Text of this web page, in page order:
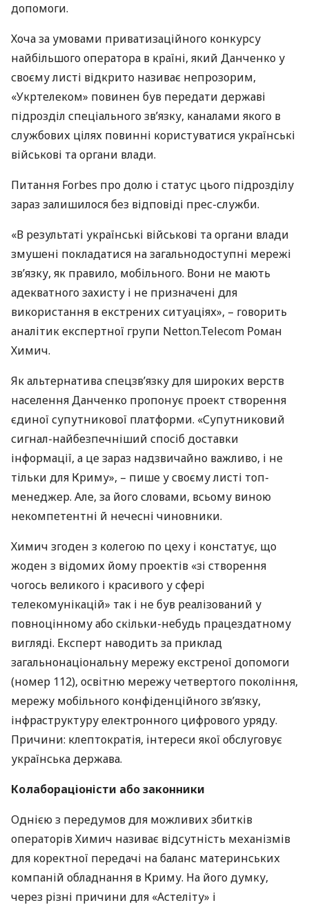
допомоги.
Хоча за умовами приватизаційного конкурсу
найбільшого оператора в країні, який Данченко у
своєму листі відкрито називає непрозорим,
«Укртелеком» повинен був передати державі
підрозділ спеціального зв’язку, каналами якого в
службових цілях повинні користуватися українські
військові та органи влади.
Питання Forbes про долю і статус цього підрозділу
зараз залишилося без відповіді прес-служби.
«В результаті українські військові та органи влади
змушені покладатися на загальнодоступні мережі
зв’язку, як правило, мобільного. Вони не мають
адекватного захисту і не призначені для
використання в екстрених ситуаціях», – говорить
аналітик експертної групи Netton.Telecom Роман
Химич.
Як альтернатива спецзв’язку для широких верств
населення Данченко пропонує проект створення
єдиної супутникової платформи. «Супутниковий
сигнал-найбезпечніший спосіб доставки
інформації, а це зараз надзвичайно важливо, і не
тільки для Криму», – пише у своєму листі топ-
менеджер. Але, за його словами, всьому виною
некомпетентні й нечесні чиновники.
Химич згоден з колегою по цеху і констатує, що
жоден з відомих йому проектів «зі створення
чогось великого і красивого у сфері
телекомунікацій» так і не був реалізований у
повноцінному або скільки-небудь працездатному
вигляді. Експерт наводить за приклад
загальнонаціональну мережу екстреної допомоги
(номер 112), освітню мережу четвертого покоління,
мережу мобільного конфіденційного зв’язку,
інфраструктуру електронного цифрового уряду.
Причини: клептократія, інтереси якої обслуговує
українська держава.
Колабораціоністи або законники
Однією з передумов для можливих збитків
операторів Химич називає відсутність механізмів
для коректної передачі на баланс материнських
компаній обладнання в Криму. На його думку,
через різні причини для «Астеліту» і